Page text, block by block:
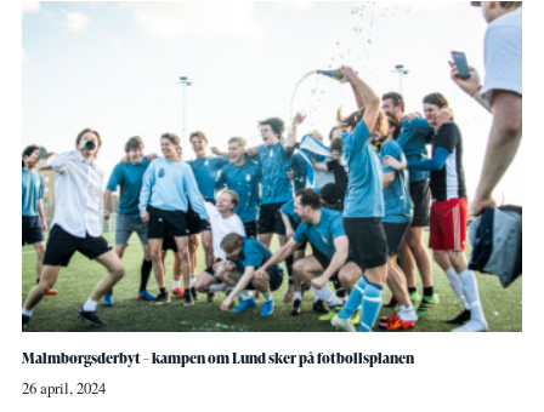
Malmborgsderbyt – kampen om Lund sker på fotbollsplanen
26 april, 2024